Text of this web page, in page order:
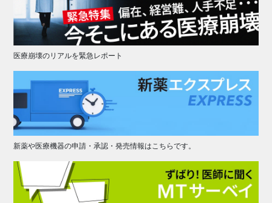
医療崩壊のリアルを緊急レポート
新薬や医療機器の申請・承認・発売情報はこちらです。